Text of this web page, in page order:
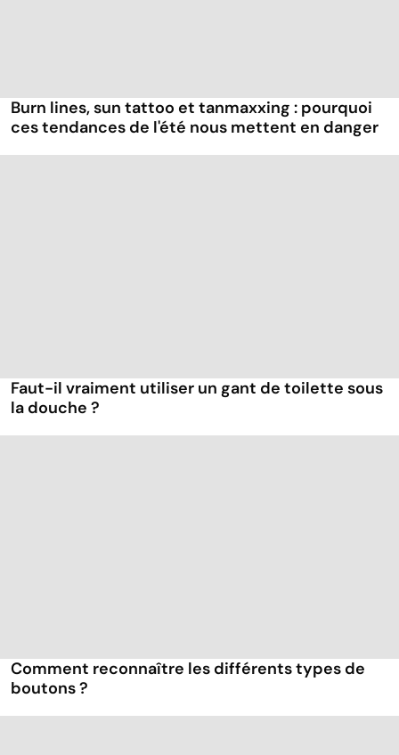
Burn lines, sun tattoo et tanmaxxing : pourquoi
ces tendances de l'été nous mettent en danger
Faut-il vraiment utiliser un gant de toilette sous
la douche ?
Comment reconnaître les différents types de
boutons ?